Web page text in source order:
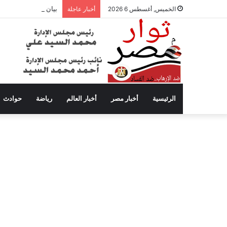
الخميس, أغسطس 6 2026 أخبار عاجلة بيان عاجل من
الرئيسية أخبار مصر أخبار العالم رياضة حوادث